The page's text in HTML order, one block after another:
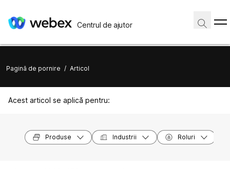
Centrul de ajutor
Pagină de pornire / Articol
Acest articol se aplică pentru:
Produse Industrii Roluri